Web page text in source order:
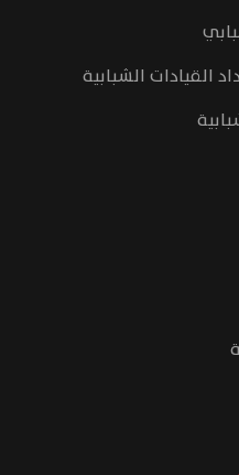
القيادات الشبابية